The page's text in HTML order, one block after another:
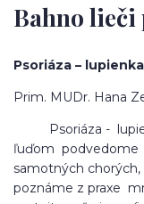
Bahno lieči
Psoriáza – lupienka
Prim. MUDr. Hana
Psoriáza -
ľuďom podvedome
samotných chorých,
poznáme z praxe